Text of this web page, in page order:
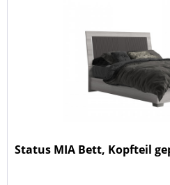
Status MIA Bett, Kopfteil